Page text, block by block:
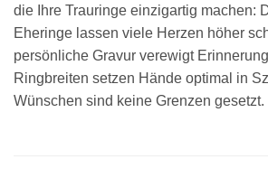
die Ihre Trauringe einzigartig machen:
Eheringe lassen viele Herzen höher
persönliche Gravur verewigt
Ringbreiten setzen Hände optimal in
Wünschen sind keine Grenzen gesetzt.